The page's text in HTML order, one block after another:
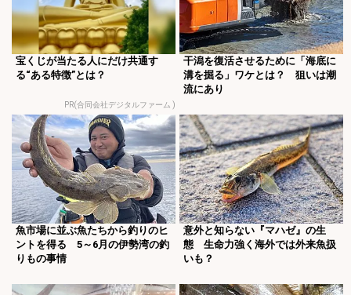
宝くじが当たる人にだけ共通す
る“ある特徴”とは？
PR(合同会社デジタルファーム )
干潟を復活させるために「海底に
溝を掘る」ワケとは？ 狙いは潮
流にあり
魚市場に並ぶ魚たちから釣りのヒ
ントを得る 5～6月の伊勢湾の釣
りもの事情
意外と知らない『マハゼ』の生
態 生命力強く海外では外来魚扱
いも？